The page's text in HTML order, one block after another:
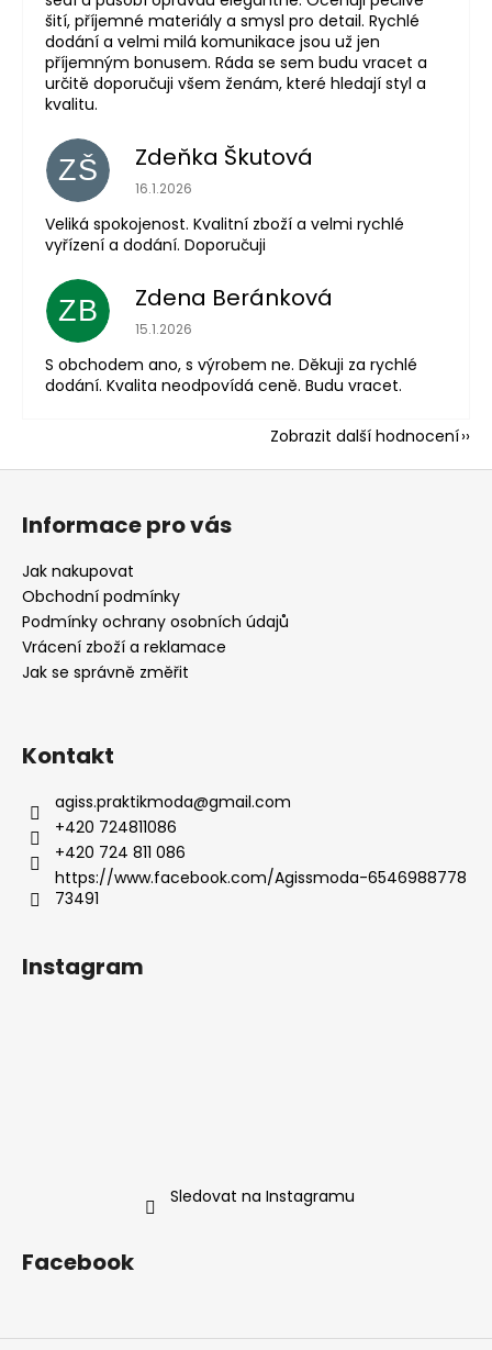
šití, příjemné materiály a smysl pro detail. Rychlé
dodání a velmi milá komunikace jsou už jen
příjemným bonusem. Ráda se sem budu vracet a
určitě doporučuji všem ženám, které hledají styl a
kvalitu.
ZŠ Zdeňka Škutová
Hodnocení obchodu je 5 z 5 hvězdiček.
16.1.2026
Veliká spokojenost. Kvalitní zboží a velmi rychlé
vyřízení a dodání. Doporučuji
ZB Zdena Beránková
Hodnocení obchodu je 1 z 5 hvězdiček.
15.1.2026
S obchodem ano, s výrobem ne. Děkuji za rychlé
dodání. Kvalita neodpovídá ceně. Budu vracet.
Zobrazit další hodnocení
Z
Informace pro vás
Jak nakupovat
Obchodní podmínky
Podmínky ochrany osobních údajů
Vrácení zboží a reklamace
Jak se správně změřit
Kontakt
agiss.praktikmoda@gmail.com
+420 724811086
+420 724 811 086
https://www.facebook.com/Agissmoda-6546988778
73491
Instagram
Sledovat na Instagramu
Facebook